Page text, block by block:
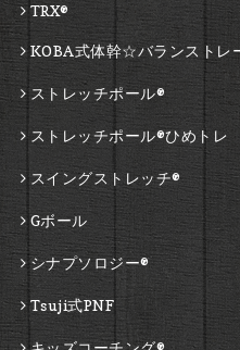
TRX®
KOBA式体幹☆バランストレ
ストレッチポール®
ストレッチポール®ひめトレ
スイングストレッチ®
Gボール
シナプソロジー®
Tsuji式PNF